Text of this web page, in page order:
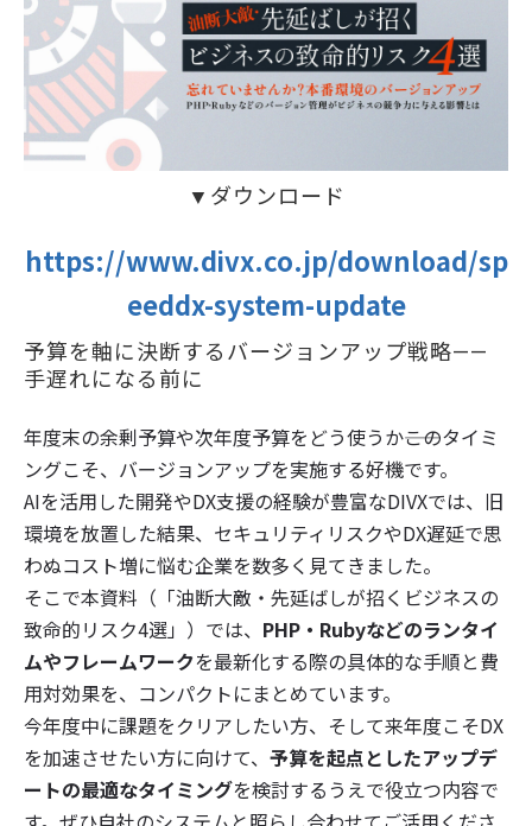
▼ダウンロード
https://www.divx.co.jp/download/sp
eeddx-system-update
予算を軸に決断するバージョンアップ戦略——
手遅れになる前に
年度末の余剰予算や次年度予算をどう使うか――このタイミ
ングこそ、バージョンアップを実施する好機です。
AIを活用した開発やDX支援の経験が豊富なDIVXでは、旧
環境を放置した結果、セキュリティリスクやDX遅延で思
わぬコスト増に悩む企業を数多く見てきました。
そこで本資料（「油断大敵・先延ばしが招くビジネスの
致命的リスク4選」）では、 PHP・Rubyなどのランタイ
ムやフレームワークを最新化する際の具体的な手順と費
用対効果を、コンパクトにまとめています。
今年度中に課題をクリアしたい方、そして来年度こそDX
を加速させたい方に向けて、 予算を起点としたアップデ
ートの最適なタイミングを検討するうえで役立つ内容で